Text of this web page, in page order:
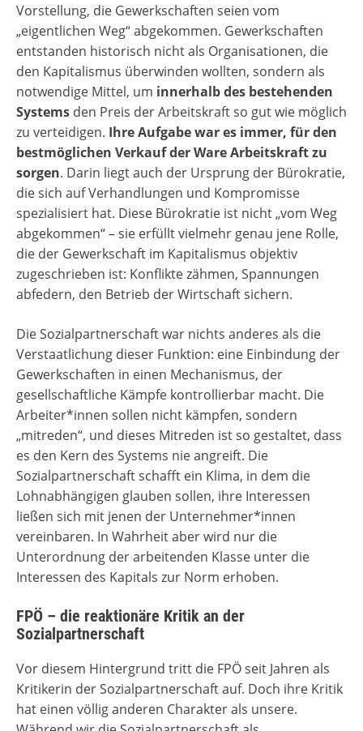
Vorstellung, die Gewerkschaften seien vom
„eigentlichen Weg“ abgekommen. Gewerkschaften
entstanden historisch nicht als Organisationen, die
den Kapitalismus überwinden wollten, sondern als
notwendige Mittel, um innerhalb des bestehenden
Systems den Preis der Arbeitskraft so gut wie möglich
zu verteidigen. Ihre Aufgabe war es immer, für den
bestmöglichen Verkauf der Ware Arbeitskraft zu
sorgen. Darin liegt auch der Ursprung der Bürokratie,
die sich auf Verhandlungen und Kompromisse
spezialisiert hat. Diese Bürokratie ist nicht „vom Weg
abgekommen“ – sie erfüllt vielmehr genau jene Rolle,
die der Gewerkschaft im Kapitalismus objektiv
zugeschrieben ist: Konflikte zähmen, Spannungen
abfedern, den Betrieb der Wirtschaft sichern.
Die Sozialpartnerschaft war nichts anderes als die
Verstaatlichung dieser Funktion: eine Einbindung der
Gewerkschaften in einen Mechanismus, der
gesellschaftliche Kämpfe kontrollierbar macht. Die
Arbeiter*innen sollen nicht kämpfen, sondern
„mitreden“, und dieses Mitreden ist so gestaltet, dass
es den Kern des Systems nie angreift. Die
Sozialpartnerschaft schafft ein Klima, in dem die
Lohnabhängigen glauben sollen, ihre Interessen
ließen sich mit jenen der Unternehmer*innen
vereinbaren. In Wahrheit aber wird nur die
Unterordnung der arbeitenden Klasse unter die
Interessen des Kapitals zur Norm erhoben.
FPÖ – die reaktionäre Kritik an der
Sozialpartnerschaft
Vor diesem Hintergrund tritt die FPÖ seit Jahren als
Kritikerin der Sozialpartnerschaft auf. Doch ihre Kritik
hat einen völlig anderen Charakter als unsere.